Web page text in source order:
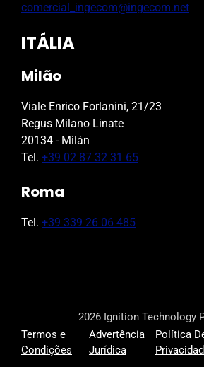
comercial_ingecom@ingecom.net
ITÁLIA
Milão
Viale Enrico Forlanini, 21/23
Regus Milano Linate
20134 - Milán
Tel. +39 02 87 32 31 65
Roma
Tel. +39 339 26 06 485
2026 Ignition Technology
Termos e
Condições
Advertência
Jurídica
Política